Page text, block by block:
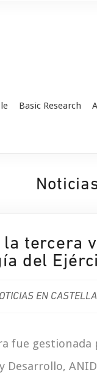
Basic Research
la tercera
del
EN
fue gestionada
Desarrollo,